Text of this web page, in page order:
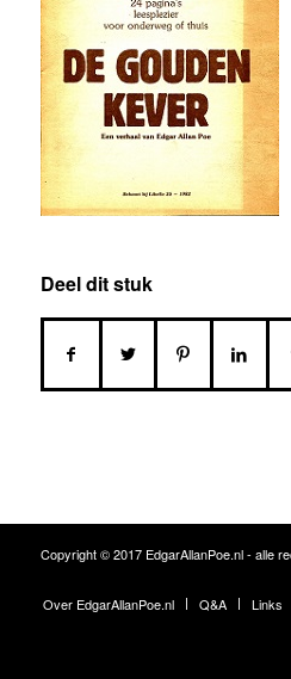
Deel dit stuk
Copyright © 2017 EdgarAllanPoe.nl - alle
Over EdgarAllanPoe.nl Q&A Links